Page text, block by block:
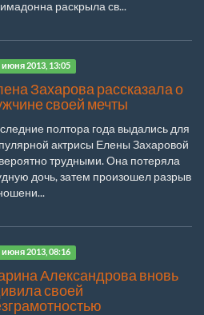
раскрыла св...
июня 2013, 13:05
Захарова рассказала о
своей мечты
полтора года выдались для
актрисы Елены Захаровой
трудными. Она потеряла
дочь, затем произошел разрыв
июня 2013, 08:16
Александрова вновь
своей